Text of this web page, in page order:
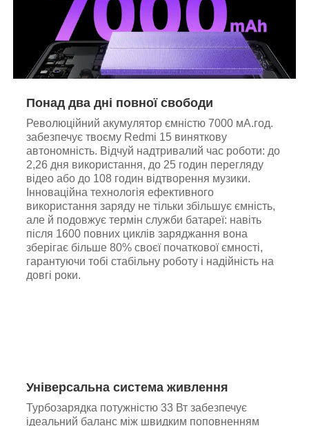
Понад два дні повної свободи
Революційний акумулятор ємністю 7000 мА.год.
забезпечує твоєму Redmi 15 виняткову
автономність. Відчуй надтривалий час роботи: до
2,26 дня використання, до 25 годин перегляду
відео або до 108 годин відтворення музики.
Інноваційна технологія ефективного
використання заряду не тільки збільшує ємність,
але й подовжує термін служби батареї: навіть
після 1600 повних циклів заряджання вона
зберігає більше 80% своєї початкової ємності,
гарантуючи тобі стабільну роботу і надійність на
довгі роки.
Універсальна система живлення
Турбозарядка потужністю 33 Вт забезпечує
ідеальний баланс між швидким поповненням